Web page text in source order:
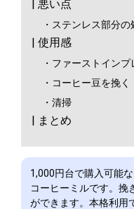
| 悪い点
・ステンレス部分
| 使用感
・ファーストイン
・コーヒー豆を挽く
・清掃
| まとめ
1,000円台で購入可能
コーヒーミルです。挽
ができます。本格利用